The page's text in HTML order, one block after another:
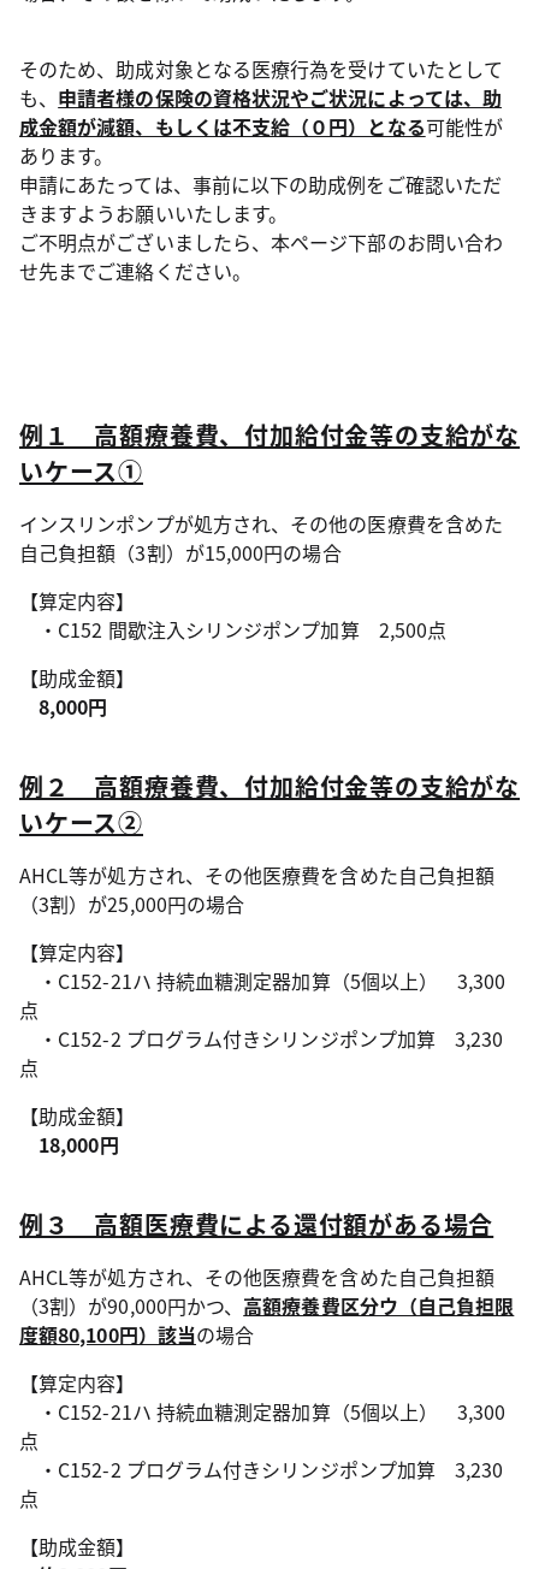
そのため、助成対象となる医療行為を受けていたとして
も、 申請者様の保険の資格状況やご状況によっては、助
成金額が減額、もしくは不支給（０円）となる可能性が
あります。
申請にあたっては、事前に以下の助成例をご確認いただ
きますようお願いいたします。
ご不明点がございましたら、本ページ下部のお問い合わ
せ先までご連絡ください。
例１ 高額療養費、付加給付金等の支給がな
いケース①
インスリンポンプが処方され、その他の医療費を含めた
自己負担額（3割）が15,000円の場合
【算定内容】
・C152 間歇注入シリンジポンプ加算 2,500点
【助成金額】
8,000円
例２ 高額療養費、付加給付金等の支給がな
いケース②
AHCL等が処方され、その他医療費を含めた自己負担額
（3割）が25,000円の場合
【算定内容】
・C152-21ハ 持続血糖測定器加算（5個以上） 3,300
点
・C152-2 プログラム付きシリンジポンプ加算 3,230
点
【助成金額】
18,000円
例３ 高額医療費による還付額がある場合
AHCL等が処方され、その他医療費を含めた自己負担額
（3割）が90,000円かつ、 高額療養費区分ウ（自己負担限
度額80,100円）該当の場合
【算定内容】
・C152-21ハ 持続血糖測定器加算（5個以上） 3,300
点
・C152-2 プログラム付きシリンジポンプ加算 3,230
点
【助成金額】